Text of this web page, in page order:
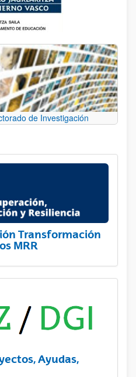
de Investigación
Transformación
MRR
Ayudas,